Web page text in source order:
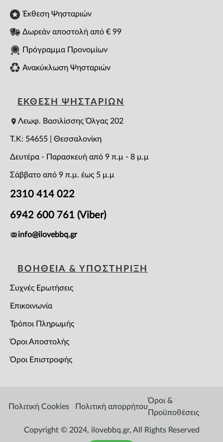
Έκθεση Ψησταριών
Δωρεάν αποστολή από € 99
Πρόγραμμα Προνομίων
Ανακύκλωση Ψησταριών
ΕΚΘΕΣΗ ΨΗΣΤΑΡΙΩΝ
Λεωφ. Βασιλίσσης Όλγας 202
T.K: 54655 | Θεσσαλονίκη
Δευτέρα - Παρασκευή από 9 π.μ - 8 μ.μ
Σάββατο από 9 π.μ. έως 5 μ.μ
2310 414 022
6942 600 761 (Viber)
info@ilovebbq.gr
ΒΟΗΘΕΙΑ & ΥΠΟΣΤΗΡΙΞΗ
Συχνές Ερωτήσεις
Επικοινωνία
Τρόποι Πληρωμής
Όροι Αποστολής
Όροι Επιστροφής
Πολιτική Cookies Πολιτική απορρήτου
Όροι &
Προϋποθέσεις
Copyright © 2024, ilovebbq.gr, All Rights Reserved